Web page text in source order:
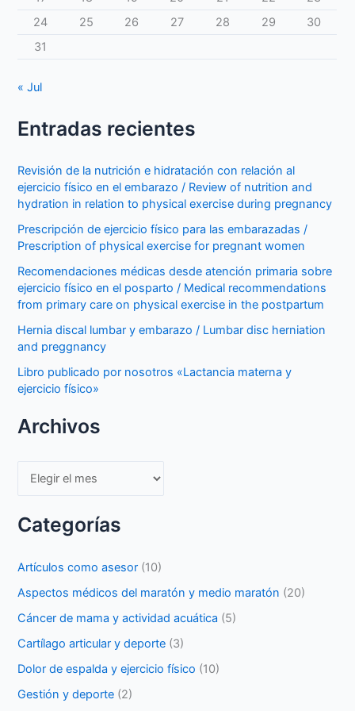
Prescripción
Ejercicio
24
25 26 27 28 29
30
31
« Jul
Entradas recientes
Revisión de la nutrición e hidratación con relación al
ejercicio físico en el embarazo / Review of nutrition and
hydration in relation to physical exercise during pregnancy
Prescripción de ejercicio físico para las embarazadas /
Prescription of physical exercise for pregnant women
Recomendaciones médicas desde atención primaria sobre
ejercicio físico en el posparto / Medical recommendations
from primary care on physical exercise in the postpartum
Hernia discal lumbar y embarazo / Lumbar disc herniation
and preggnancy
Libro publicado por nosotros «Lactancia materna y
ejercicio físico»
Archivos
Archivos
Categorías
Artículos como asesor (10)
Aspectos médicos del maratón y medio maratón (20)
Cáncer de mama y actividad acuática (5)
Cartílago articular y deporte (3)
Dolor de espalda y ejercicio físico (10)
Gestión y deporte (2)